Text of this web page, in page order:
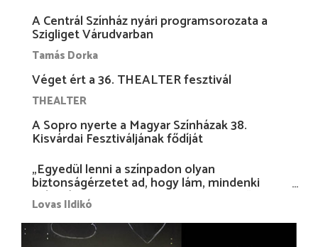
A Centrál Színház nyári programsorozata a
Szigliget Várudvarban
Tamás Dorka
Véget ért a 36. THEALTER fesztivál
THEALTER
A Sopro nyerte a Magyar Színházak 38.
Kisvárdai Fesztiváljának fődíját
„Egyedül lenni a színpadon olyan
biztonságérzetet ad, hogy lám, mindenki
más nélkül is megvagyok magammal…”
Lovas Ildikó